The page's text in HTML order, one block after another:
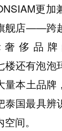
更加
舰店——跨
奢侈品
楼还有泡泡
量本土品牌
泰国最具辨
间。